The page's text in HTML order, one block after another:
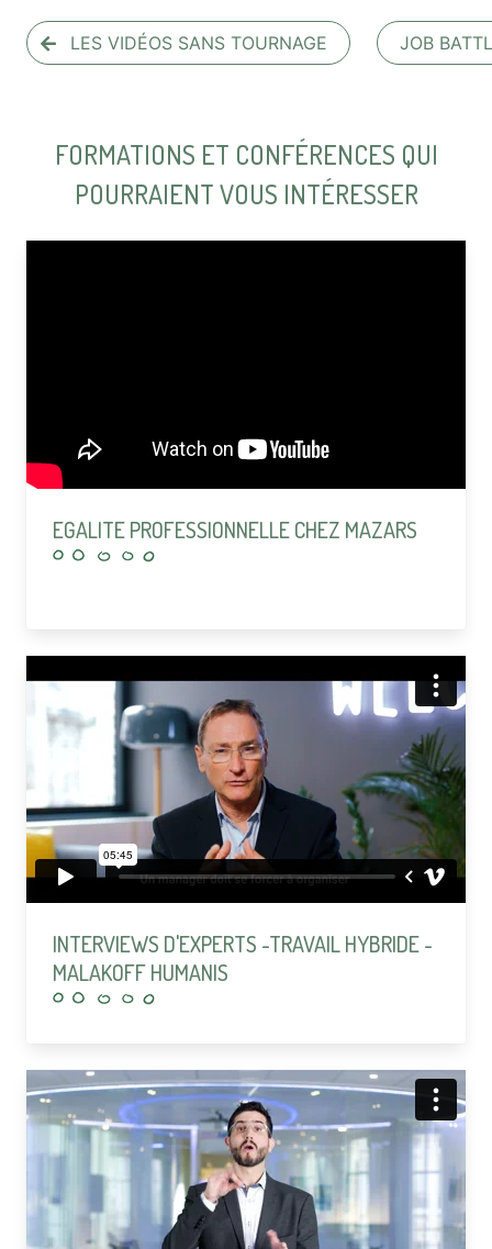
LES VIDÉOS SANS TOURNAGE JOB
FORMATIONS ET CONFÉRENCES QUI
POURRAIENT VOUS INTÉRESSER
EGALITE PROFESSIONNELLE CHEZ MAZARS
INTERVIEWS D'EXPERTS -TRAVAIL HYBRIDE -
MALAKOFF HUMANIS